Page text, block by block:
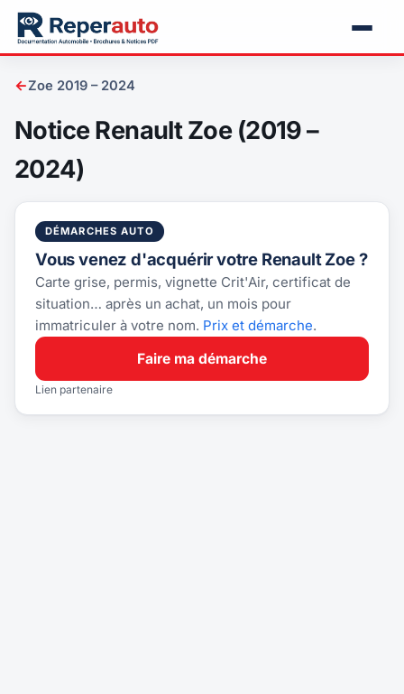
←Zoe 2019 – 2024
Notice Renault Zoe (2019 –
2024)
DÉMARCHES AUTO
Vous venez d'acquérir votre Renault Zoe ?
Carte grise, permis, vignette Crit'Air, certificat de
situation… après un achat, un mois pour
immatriculer à votre nom. Prix et démarche.
Faire ma démarche
Lien partenaire